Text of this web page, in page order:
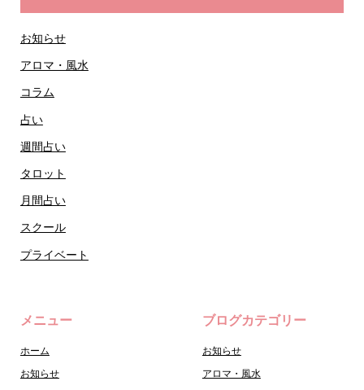
お知らせ
アロマ・風水
コラム
占い
週間占い
タロット
月間占い
スクール
プライベート
メニュー
ホーム
お知らせ
ブログカテゴリー
お知らせ
アロマ・風水